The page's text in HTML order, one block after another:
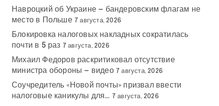
Навроцкий об Украине — бандеровским флагам не
место в Польше 7 августа, 2026
Блокировка налоговых накладных сократилась
почти в 5 раз 7 августа, 2026
Михаил Федоров раскритиковал отсутствие
министра обороны — видео 7 августа, 2026
Соучредитель «Новой почты» призвал ввести
налоговые каникулы для…
7 августа, 2026